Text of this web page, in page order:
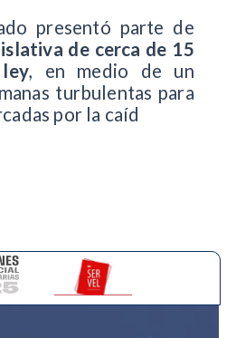
presentó parte de
de cerca de 15
, en medio de un
turbulentas para
por la caíd